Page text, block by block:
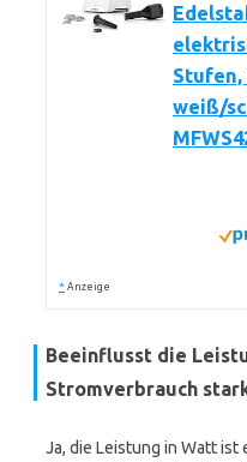
Stufen,
weiß/
* Anzeige
Beeinflusst die
Stromverbrauch
Ja, die Leistung in Watt ist